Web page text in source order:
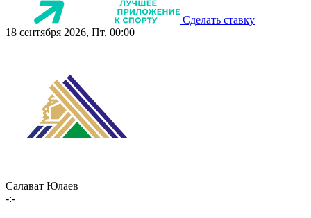
Сделать ставку
18 сентября 2026, Пт, 00:00
Салават Юлаев
-:-